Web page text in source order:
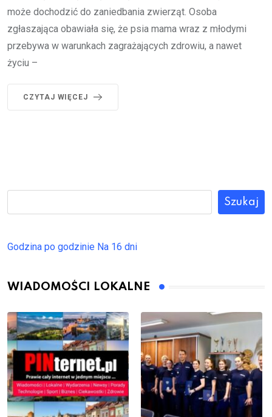
może dochodzić do zaniedbania zwierząt. Osoba
zgłaszająca obawiała się, że psia mama wraz z młodymi
przebywa w warunkach zagrażających zdrowiu, a nawet
życiu –
CZYTAJ WIĘCEJ
Szukaj
Godzina po godzinie Na 16 dni
WIADOMOŚCI LOKALNE